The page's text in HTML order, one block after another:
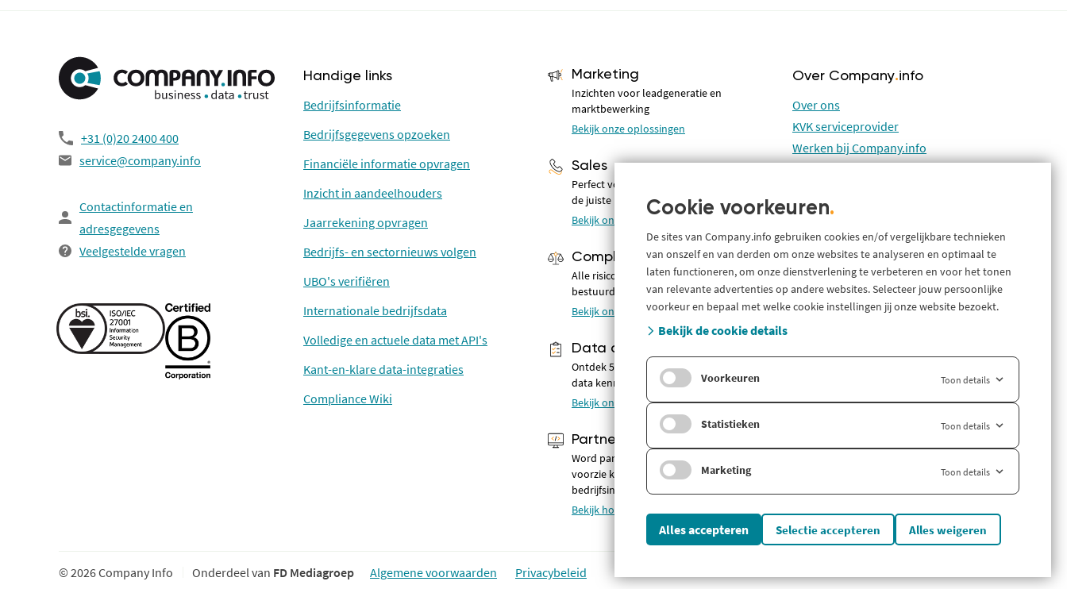
+31 (0)20 2400 400
service@company.info
Contactinformatie en
adresgegevens
Veelgestelde vragen
Handige links
Bedrijfsinformatie
Bedrijfsgegevens opzoeken
Financiële informatie opvragen
Inzicht in aandeelhouders
Jaarrekening opvragen
Bedrijfs- en sectornieuws volgen
UBO's verifiëren
Internationale bedrijfsdata
Volledige en actuele data met API's
Kant-en-klare data-integraties
Compliance Wiki
Marketing
Inzichten voor leadgeneratie en
marktbewerking
Bekijk onze oplossingen
Sales
Perfect voorbereid voor gesprekken met
de juiste prospects
Bekijk onze oplossingen
Compliance
Alle risico's in kaart van bedrijven en
bestuurders
Bekijk onze oplossingen
Data analyse & BI
Ontdek 500+ actuele en betrouwbare
data kenmerken
Bekijk onze oplossingen
Partners
Word partner van Company.info en
voorzie klanten van diepgaande
bedrijfsinformatie
Bekijk hoe je partner wordt
Over Company.info
Over ons
KVK serviceprovider
Werken bij Company.info
Systeem status en storingen
Gratis bedrijfsinformatie
Zoek branche-informatie
© 2026 Company Info Onderdeel van FD Mediagroep Algemene voorwaarden Privacybeleid
Cookie voorkeuren.
De sites van Company.info gebruiken cookies en/of vergelijkbare technieken
van onszelf en van derden om onze websites te analyseren en optimaal te
laten functioneren, om onze dienstverlening te verbeteren en voor het tonen
van relevante advertenties op andere websites. Selecteer jouw persoonlijke
voorkeur en bepaal met welke cookie instellingen jij onze website bezoekt.
Bekijk de cookie details
Voorkeuren Toon details
Statistieken Toon details
Marketing Toon details
Alles accepteren Selectie accepteren Alles weigeren